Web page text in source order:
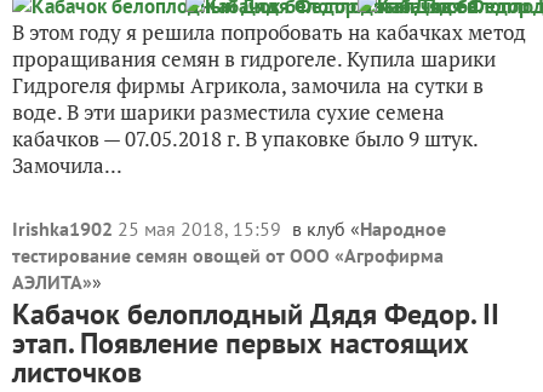
В этом году я решила попробовать на кабачках метод
проращивания семян в гидрогеле. Купила шарики
Гидрогеля фирмы Агрикола, замочила на сутки в
воде. В эти шарики разместила сухие семена
кабачков — 07.05.2018 г. В упаковке было 9 штук.
Замочила...
Irishka1902 25 мая 2018, 15:59 в клуб «Народное
тестирование семян овощей от ООО «Агрофирма
АЭЛИТА»»
Кабачок белоплодный Дядя Федор. II
этап. Появление первых настоящих
листочков